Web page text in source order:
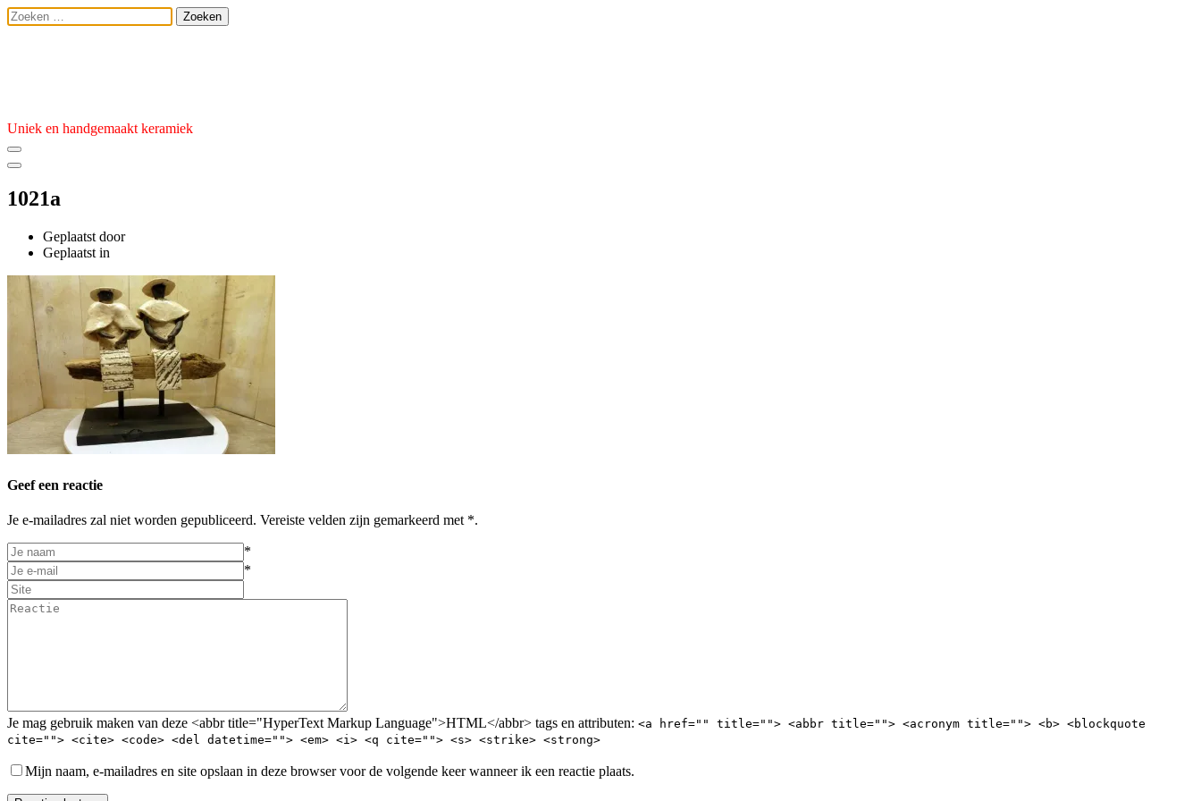
Ga
naar
Zoeken
naar:
Uniek en handgemaakt keramiek
1021a
Geplaatst door
Geplaatst
2024
Geplaatst in
Geef een reactie
Je e-mailadres zal niet worden gepubliceerd. Vereiste velden zijn gemarkeerd met *.
*
*
Je mag gebruik maken van deze <abbr title="HyperText Markup Language">HTML</abbr> tags en attributen: <a href="" title=""> <abbr title=""> <acronym title=""> <b> <blockquote
cite=""> <cite> <code> <del datetime=""> <em> <i> <q cite=""> <s> <strike> <strong>
Mijn naam, e-mailadres en site opslaan in deze browser voor de volgende keer wanneer ik een reactie plaats.